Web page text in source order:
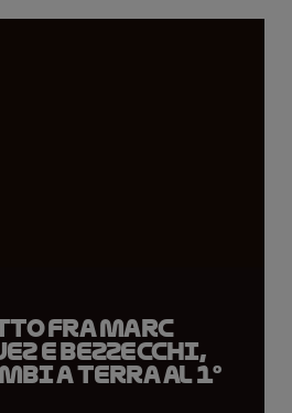
fra Marc
e Bezzecchi,
a terra al 1°